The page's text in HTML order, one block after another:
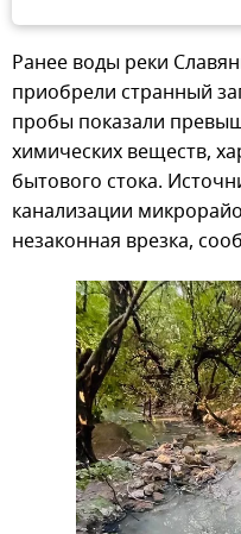
Ранее воды реки
приобрели странный
пробы показали
химических веществ,
бытового стока.
канализации
незаконная врезка,